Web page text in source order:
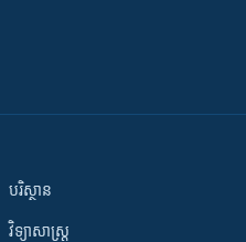
បរិស្ថាន
វិទ្យាសាស្រ្ត